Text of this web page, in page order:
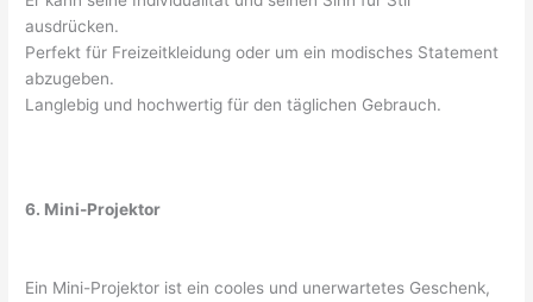
ausdrücken.
Perfekt für Freizeitkleidung oder um ein modisches Statement
abzugeben.
Langlebig und hochwertig für den täglichen Gebrauch.
6. Mini-Projektor
Ein Mini-Projektor ist ein cooles und unerwartetes Geschenk,